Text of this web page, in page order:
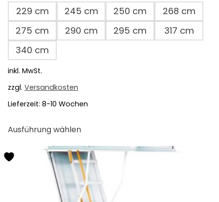
229 cm 245 cm 250 cm
268 cm
275 cm
290 cm 295 cm
317 cm
340 cm
inkl. MwSt.
zzgl. Versandkosten
Lieferzeit: 8-10 Wochen
Ausführung wählenProdukt
weist
mehrere
Varianten
auf.
Die